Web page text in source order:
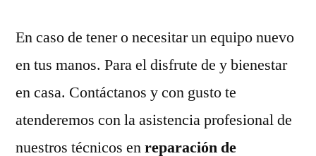
En caso de tener o necesitar un equipo nuevo
en tus manos. Para el disfrute de y bienestar
en casa. Contáctanos y con gusto te
atenderemos con la asistencia profesional de
nuestros técnicos enreparación de